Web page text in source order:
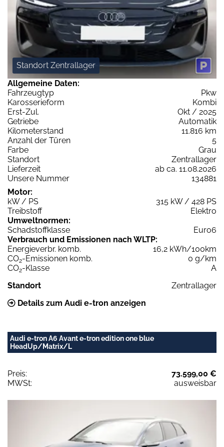
Standort Zentrallager
Allgemeine Daten:
Fahrzeugtyp
Pkw
Karosserieform
Kombi
Erst-Zul.
Okt / 2025
Getriebe
Automatik
Kilometerstand
11.816 km
Anzahl der Türen
5
Farbe
Grau
Standort
Zentrallager
Lieferzeit
ab ca. 11.08.2026
Unsere Nummer
134881
Motor:
kW / PS
315 kW / 428 PS
Treibstoff
Elektro
Umweltnormen:
Schadstoffklasse
Euro6
Verbrauch und Emissionen nach WLTP:
Energieverbr. komb.
16,2 kWh/100km
CO2-Emissionen komb.
0 g/km
CO2-Klasse
A
Standort
Zentrallager
Details zum Audi e-tron anzeigen
Audi e-tron A6 Avant e-tron edition one blue
HeadUp/Matrix/L
Preis:
73.599,00 €
MWSt:
ausweisbar